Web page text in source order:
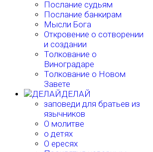
Послание судьям
Послание банкирам
Мысли Бога
Откровение о сотворении
и создании
Толкование о
Виноградаре
Толкование о Новом
Завете
ДЕЛАЙ
заповеди для братьев из
язычников
О молитве
о детях
О ересях